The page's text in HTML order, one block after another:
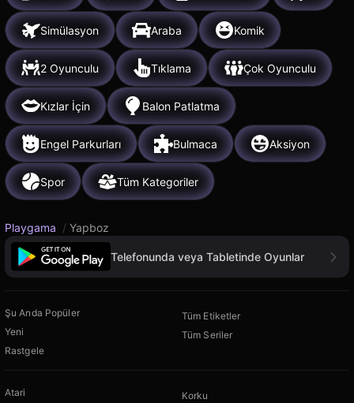
Simülasyon Araba Komik
2 Oyunculu Tıklama Çok Oyunculu
Kızlar İçin Balon Patlatma
Engel Parkurları Bulmaca Aksiyon
Spor Tüm Kategoriler
Playgama / Yapboz
Telefonunda veya Tabletinde Oyunlar
Şu Anda Popüler
Yeni
Rastgele
Tüm Etiketler
Tüm Seriler
Atari
Korku